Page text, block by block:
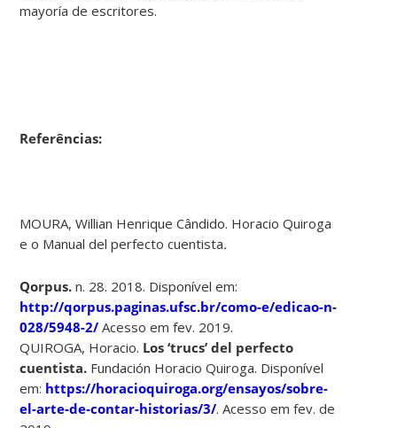
mayoría de escritores.
Referências:
MOURA, Willian Henrique Cândido. Horacio Quiroga
e o Manual del perfecto cuentista.
Qorpus. n. 28. 2018. Disponível em:
http://qorpus.paginas.ufsc.br/como-e/edicao-n-
028/5948-2/ Acesso em fev. 2019.
QUIROGA, Horacio. Los ‘trucs’ del perfecto
cuentista. Fundación Horacio Quiroga. Disponível
em: https://horacioquiroga.org/ensayos/sobre-
el-arte-de-contar-historias/3/. Acesso em fev. de